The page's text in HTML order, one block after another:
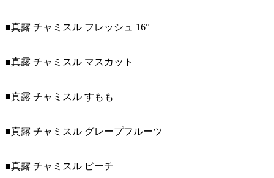
■真露 チャミスル フレッシュ 16°
■真露 チャミスル マスカット
■真露 チャミスル すもも
■真露 チャミスル グレープフルーツ
■真露 チャミスル ピーチ